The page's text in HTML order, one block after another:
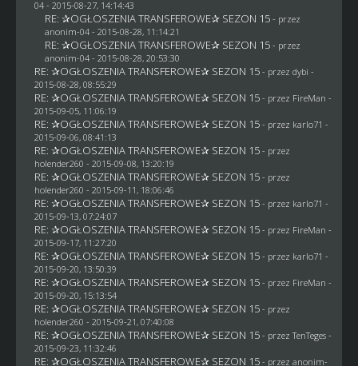
04- 2015-08-27, 14:14:43
RE: ✰OGŁOSZENIA TRANSFEROWE✰ SEZON 15 - przez
anonim-04- 2015-08-28, 11:14:21
RE: ✰OGŁOSZENIA TRANSFEROWE✰ SEZON 15 - przez
anonim-04- 2015-08-28, 20:53:30
RE: ✰OGŁOSZENIA TRANSFEROWE✰ SEZON 15 - przez dybi -
2015-08-28, 08:55:29
RE: ✰OGŁOSZENIA TRANSFEROWE✰ SEZON 15 - przez FireMan -
2015-09-05, 11:06:19
RE: ✰OGŁOSZENIA TRANSFEROWE✰ SEZON 15 - przez karlo71 -
2015-09-06, 08:41:13
RE: ✰OGŁOSZENIA TRANSFEROWE✰ SEZON 15 - przez
holender260 - 2015-09-08, 13:20:19
RE: ✰OGŁOSZENIA TRANSFEROWE✰ SEZON 15 - przez
holender260 - 2015-09-11, 18:06:46
RE: ✰OGŁOSZENIA TRANSFEROWE✰ SEZON 15 - przez karlo71 -
2015-09-13, 07:24:07
RE: ✰OGŁOSZENIA TRANSFEROWE✰ SEZON 15 - przez FireMan -
2015-09-17, 11:27:20
RE: ✰OGŁOSZENIA TRANSFEROWE✰ SEZON 15 - przez karlo71 -
2015-09-20, 13:50:39
RE: ✰OGŁOSZENIA TRANSFEROWE✰ SEZON 15 - przez FireMan -
2015-09-20, 15:13:54
RE: ✰OGŁOSZENIA TRANSFEROWE✰ SEZON 15 - przez
holender260 - 2015-09-21, 07:40:08
RE: ✰OGŁOSZENIA TRANSFEROWE✰ SEZON 15 - przezTenTeges-
2015-09-23, 11:32:46
RE: ✰OGŁOSZENIA TRANSFEROWE✰ SEZON 15 - przez anonim-